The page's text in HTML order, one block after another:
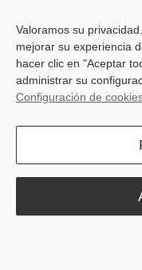
Latest blog
Producto e
Valoramos su
mejorar su experiencia
hacer clic en "Aceptar
administrar su
Configuración de